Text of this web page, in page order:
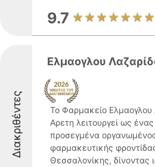
9.7
Διακριθέντες
Ελμαογλου
Το Φαρμακείο Ελμαογλου
Αρετη λειτουργεί ως
προσεγμένα
φαρμακευτικής
Θεσσαλονίκης, δίνοντας